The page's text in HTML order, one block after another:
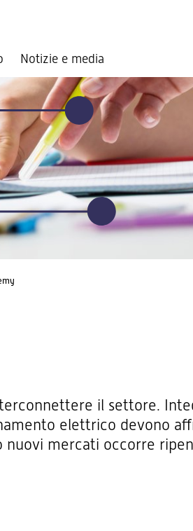
Notizie e media
il settore.
elettrico devono
mercati occorre